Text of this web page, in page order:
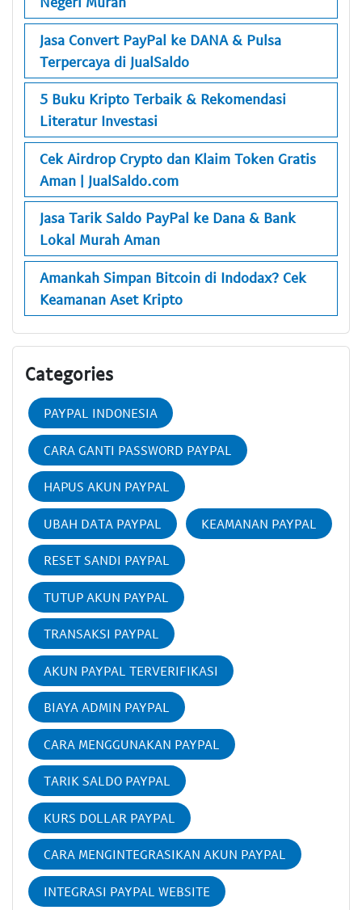
Jasa Convert PayPal ke DANA & Pulsa
Terpercaya di JualSaldo
5 Buku Kripto Terbaik & Rekomendasi
Literatur Investasi
Cek Airdrop Crypto dan Klaim Token Gratis
Aman | JualSaldo.com
Jasa Tarik Saldo PayPal ke Dana & Bank
Lokal Murah Aman
Amankah Simpan Bitcoin di Indodax? Cek
Keamanan Aset Kripto
Categories
PAYPAL INDONESIA
CARA GANTI PASSWORD PAYPAL
HAPUS AKUN PAYPAL
UBAH DATA PAYPAL KEAMANAN PAYPAL
RESET SANDI PAYPAL
TUTUP AKUN PAYPAL
TRANSAKSI PAYPAL
AKUN PAYPAL TERVERIFIKASI
BIAYA ADMIN PAYPAL
CARA MENGGUNAKAN PAYPAL
TARIK SALDO PAYPAL
KURS DOLLAR PAYPAL
CARA MENGINTEGRASIKAN AKUN PAYPAL
INTEGRASI PAYPAL WEBSITE